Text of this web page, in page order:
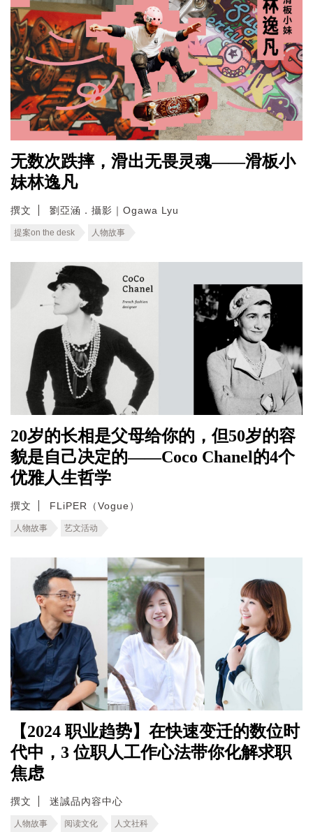
无数次跌摔，滑出无畏灵魂——滑板小
妹林逸凡
撰文 劉亞涵．攝影｜Ogawa Lyu
提案on the desk 人物故事
20岁的长相是父母给你的，但50岁的容
貌是自己决定的——Coco Chanel的4个
优雅人生哲学
撰文 FLiPER（Vogue）
人物故事 艺文活动
【2024 职业趋势】在快速变迁的数位时
代中，3 位职人工作心法带你化解求职
焦虑
撰文 迷誠品內容中心
人物故事 阅读文化 人文社科